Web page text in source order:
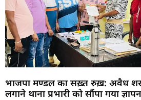
भाजपा मण्डल का सख़्त रुख़: अवैध
लगाने थाना प्रभारी को सौंपा गया ज्ञापन